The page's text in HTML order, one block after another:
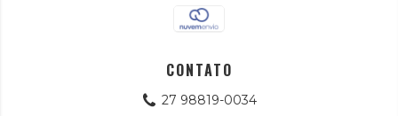
CONTATO
27 98819-0034